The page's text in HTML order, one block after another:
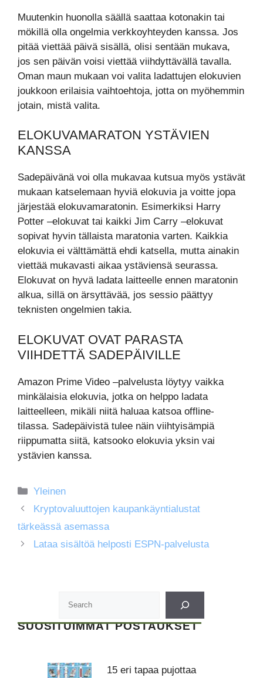
Muutenkin huonolla säällä saattaa kotonakin tai
mökillä olla ongelmia verkkoyhteyden kanssa. Jos
pitää viettää päivä sisällä, olisi sentään mukava,
jos sen päivän voisi viettää viihdyttävällä tavalla.
Oman maun mukaan voi valita ladattujen elokuvien
joukkoon erilaisia vaihtoehtoja, jotta on myöhemmin
jotain, mistä valita.
ELOKUVAMARATON YSTÄVIEN
KANSSA
Sadepäivänä voi olla mukavaa kutsua myös ystävät
mukaan katselemaan hyviä elokuvia ja voitte jopa
järjestää elokuvamaratonin. Esimerkiksi Harry
Potter –elokuvat tai kaikki Jim Carry –elokuvat
sopivat hyvin tällaista maratonia varten. Kaikkia
elokuvia ei välttämättä ehdi katsella, mutta ainakin
viettää mukavasti aikaa ystäviensä seurassa.
Elokuvat on hyvä ladata laitteelle ennen maratonin
alkua, sillä on ärsyttävää, jos sessio päättyy
teknisten ongelmien takia.
ELOKUVAT OVAT PARASTA
VIIHDETTÄ SADEPÄIVILLE
Amazon Prime Video –palvelusta löytyy vaikka
minkälaisia elokuvia, jotka on helppo ladata
laitteelleen, mikäli niitä haluaa katsoa offline-
tilassa. Sadepäivistä tulee näin viihtyisämpiä
riippumatta siitä, katsooko elokuvia yksin vai
ystävien kanssa.
Kategoriat
Yleinen
Kryptovaluuttojen kaupankäyntialustat
tärkeässä asemassa
Lataa sisältöä helposti ESPN-palvelusta
SUOSITUIMMAT POSTAUKSET
15 eri tapaa pujottaa